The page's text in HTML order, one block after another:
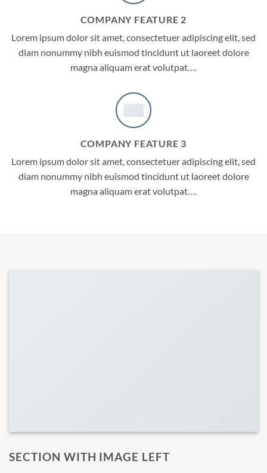
COMPANY FEATURE 2
Lorem ipsum dolor sit amet, consectetuer adipiscing elit, sed
diam nonummy nibh euismod tincidunt ut laoreet dolore
magna aliquam erat volutpat….
COMPANY FEATURE 3
Lorem ipsum dolor sit amet, consectetuer adipiscing elit, sed
diam nonummy nibh euismod tincidunt ut laoreet dolore
magna aliquam erat volutpat….
SECTION WITH IMAGE LEFT